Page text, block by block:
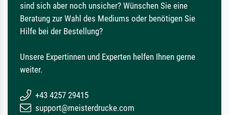
sind sich aber noch unsicher? Wünschen Sie eine
Beratung zur Wahl des Mediums oder benötigen Sie
Hilfe bei der Bestellung?
Unsere Expertinnen und Experten helfen Ihnen gerne
weiter.
+43 4257 29415
support@meisterdrucke.com